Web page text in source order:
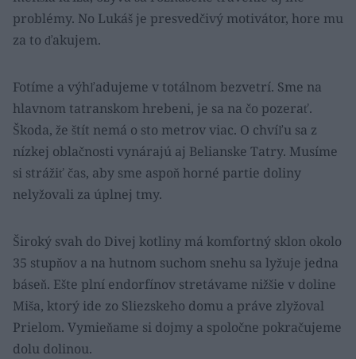
problémy. No Lukáš je presvedčivý motivátor, hore mu
za to ďakujem.
Fotíme a výhľadujeme v totálnom bezvetrí. Sme na
hlavnom tatranskom hrebeni, je sa na čo pozerať.
Škoda, že štít nemá o sto metrov viac. O chvíľu sa z
nízkej oblačnosti vynárajú aj Belianske Tatry. Musíme
si strážiť čas, aby sme aspoň horné partie doliny
nelyžovali za úplnej tmy.
Široký svah do Divej kotliny má komfortný sklon okolo
35 stupňov a na hutnom suchom snehu sa lyžuje jedna
báseň. Ešte plní endorfínov stretávame nižšie v doline
Miša, ktorý ide zo Sliezskeho domu a práve zlyžoval
Prielom. Vymieňame si dojmy a spoločne pokračujeme
dolu dolinou.